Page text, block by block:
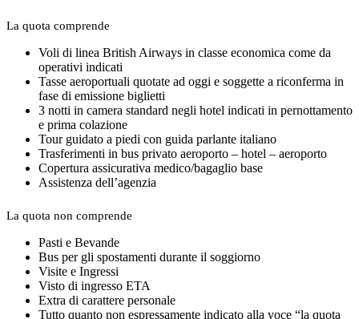
La quota comprende
Voli di linea British Airways in classe economica come da
operativi indicati
Tasse aeroportuali quotate ad oggi e soggette a riconferma in
fase di emissione biglietti
3 notti in camera standard negli hotel indicati in pernottamento
e prima colazione
Tour guidato a piedi con guida parlante italiano
Trasferimenti in bus privato aeroporto – hotel – aeroporto
Copertura assicurativa medico/bagaglio base
Assistenza dell’agenzia
La quota non comprende
Pasti e Bevande
Bus per gli spostamenti durante il soggiorno
Visite e Ingressi
Visto di ingresso ETA
Extra di carattere personale
Tutto quanto non espressamente indicato alla voce “la quota